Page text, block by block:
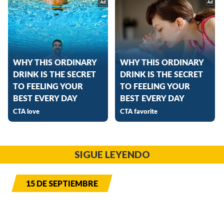
SIGUE LEYENDO
15 DE SEPTIEMBRE